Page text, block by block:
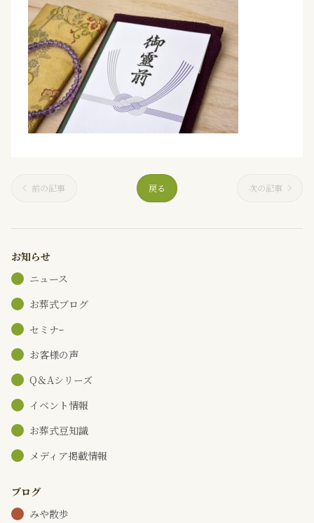
前の記事 戻る 次の記事
お知らせ
ニュース
お葬式ブログ
セミナｰ
お客様の声
Q＆Aシリーズ
イベント情報
お葬式豆知識
メディア掲載情報
ブログ
みや散歩